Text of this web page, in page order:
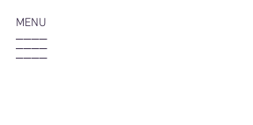
MENU
____
____
____